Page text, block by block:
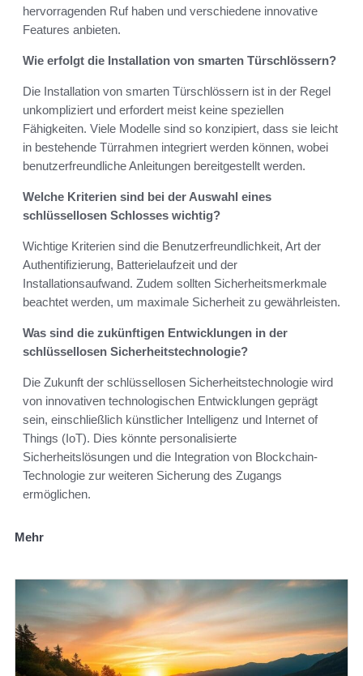
hervorragenden Ruf haben und verschiedene innovative
Features anbieten.
Wie erfolgt die Installation von smarten Türschlössern?
Die Installation von smarten Türschlössern ist in der Regel
unkompliziert und erfordert meist keine speziellen
Fähigkeiten. Viele Modelle sind so konzipiert, dass sie leicht
in bestehende Türrahmen integriert werden können, wobei
benutzerfreundliche Anleitungen bereitgestellt werden.
Welche Kriterien sind bei der Auswahl eines
schlüssellosen Schlosses wichtig?
Wichtige Kriterien sind die Benutzerfreundlichkeit, Art der
Authentifizierung, Batterielaufzeit und der
Installationsaufwand. Zudem sollten Sicherheitsmerkmale
beachtet werden, um maximale Sicherheit zu gewährleisten.
Was sind die zukünftigen Entwicklungen in der
schlüssellosen Sicherheitstechnologie?
Die Zukunft der schlüssellosen Sicherheitstechnologie wird
von innovativen technologischen Entwicklungen geprägt
sein, einschließlich künstlicher Intelligenz und Internet of
Things (IoT). Dies könnte personalisierte
Sicherheitslösungen und die Integration von Blockchain-
Technologie zur weiteren Sicherung des Zugangs
ermöglichen.
Mehr